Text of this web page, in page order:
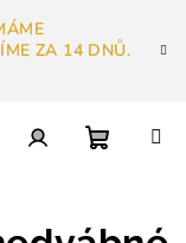
ZA 14 DNŮ.